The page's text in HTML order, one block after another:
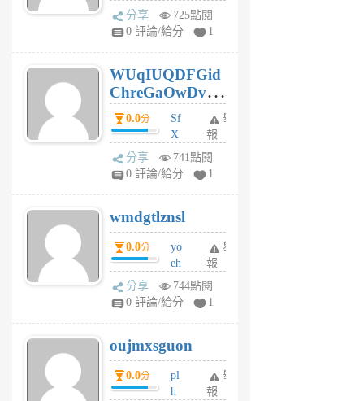
jt
gl
個
月
前
分享
725點閱
0 評論/給分
1
WUqIUQDFGid
ChreGaOwDv
dY0.0分
Sf
X
Pe
Jc
R
P
m
v
A
V
個
月
前
舉
報
分享
741點閱
0 評論/給分
1
wmdgtlznsl
0.0分
yo
eh
ld
gy
個
月
前
舉
報
分享
744點閱
0 評論/給分
1
oujmxsguon
0.0分
pl
h
舉
報